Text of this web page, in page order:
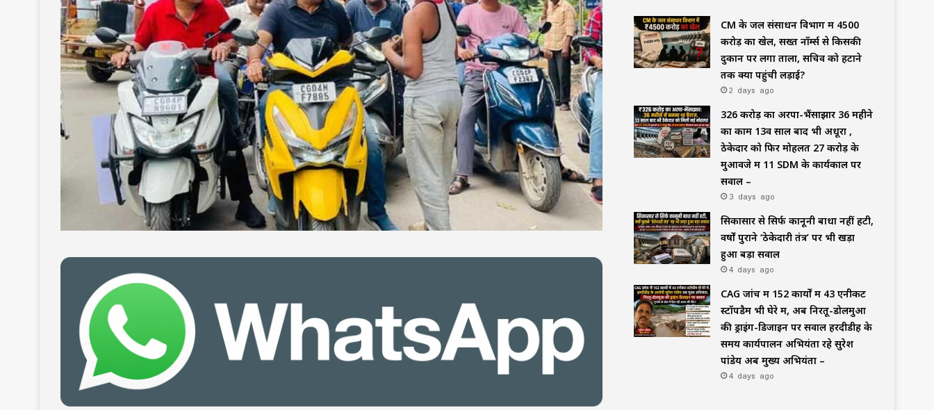
CM के जल संसाधन विभाग में ₹4500
करोड़ का खेल, सख्त नॉर्म्स से किसकी
दुकान पर लगा ताला, सचिव को हटाने
तक क्यों पहुंची लड़ाई?
2 days ago
₹326 करोड़ का अरपा-भैंसाझार 36 महीने
का काम 13वें साल बाद भी अधूरा ,
ठेकेदार को फिर मोहलत ₹27 करोड़ के
मुआवजे में 11 SDM के कार्यकाल पर
सवाल –
3 days ago
सिकासार से सिर्फ कानूनी बाधा नहीं हटी,
वर्षों पुराने ‘ठेकेदारी तंत्र’ पर भी खड़ा
हुआ बड़ा सवाल
4 days ago
CAG जांच में 152 कार्यों में 43 एनीकट
स्टॉपडैम भी घेरे में, अब निरतू-डोलमुआ
की ड्राइंग-डिजाइन पर सवाल हरदीडीह के
समय कार्यपालन अभियंता रहे सुरेश
पांडेय अब मुख्य अभियंता –
4 days ago